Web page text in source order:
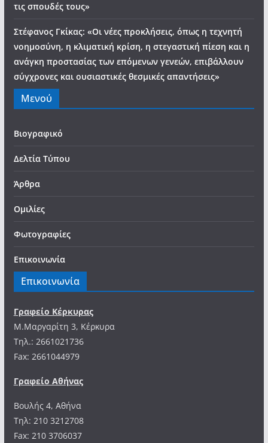
τις σπουδές τους»
Στέφανος Γκίκας: «Οι νέες προκλήσεις, όπως η τεχνητή
νοημοσύνη, η κλιματική κρίση, η στεγαστική πίεση και η
ανάγκη προστασίας των επόμενων γενεών, επιβάλλουν
σύγχρονες και ουσιαστικές θεσμικές απαντήσεις»
Μενού
Βιογραφικό
Δελτία Τύπου
Άρθρα
Ομιλίες
Φωτογραφίες
Επικοινωνία
Επικοινωνία
Γραφείο Κέρκυρας
Μ.Μαργαρίτη 3, Κέρκυρα
Tηλ.: 2661021736
Fax: 2661044979
Γραφείο Αθήνας
Βουλής 4, Αθήνα
Τηλ: 210 3212708
Fax: 210 3706037